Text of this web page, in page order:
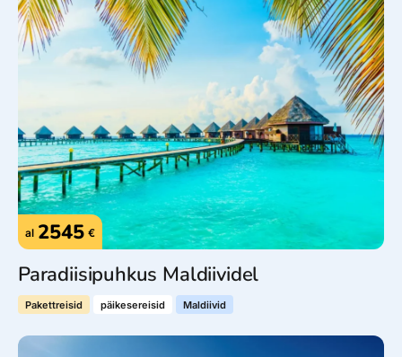
al 2545 €
Paradiisipuhkus Maldiividel
Pakettreisid päikesereisid Maldiivid